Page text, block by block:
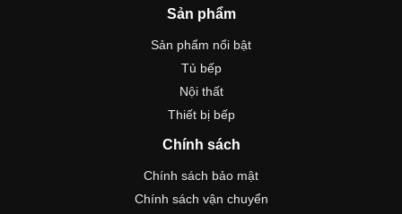
Sản phẩm
Sản phẩm nổi bật
Tủ bếp
Nội thất
Thiết bị bếp
Chính sách
Chính sách bảo mật
Chính sách vận chuyển